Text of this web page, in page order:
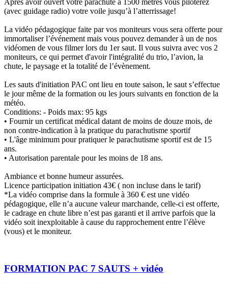
Après avoir ouvert votre parachute à 1500 mètres vous piloterez
(avec guidage radio) votre voile jusqu’à l’atterrissage!
La vidéo pédagogique faite par vos moniteurs vous sera offerte pour
immortaliser l’événement mais vous pouvez demander à un de nos
vidéomen de vous filmer lors du 1er saut. Il vous suivra avec vos 2
moniteurs, ce qui permet d'avoir l'intégralité du trio, l’avion, la
chute, le paysage et la totalité de l’évènement.
Les sauts d'initiation PAC ont lieu en toute saison, le saut s’effectue
le jour même de la formation ou les jours suivants en fonction de la
météo.
Conditions: - Poids max: 95 kgs
• Fournir un certificat médical datant de moins de douze mois, de
non contre-indication à la pratique du parachutisme sportif
• L'âge minimum pour pratiquer le parachutisme sportif est de 15
ans.
• Autorisation parentale pour les moins de 18 ans.
Ambiance et bonne humeur assurées.
Licence participation initiation 43€ ( non incluse dans le tarif)
*La vidéo comprise dans la formule à 360 € est une vidéo
pédagogique, elle n’a aucune valeur marchande, celle-ci est offerte,
le cadrage en chute libre n’est pas garanti et il arrive parfois que la
vidéo soit inexploitable à cause du rapprochement entre l’élève
(vous) et le moniteur.
FORMATION PAC 7 SAUTS + vidéo